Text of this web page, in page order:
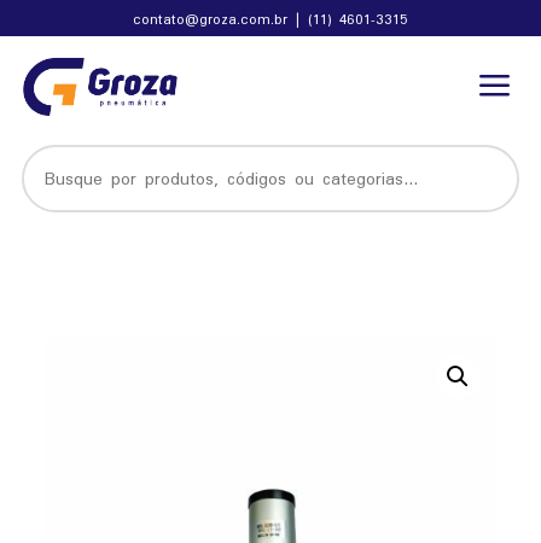
contato@groza.com.br | (11) 4601-3315
a